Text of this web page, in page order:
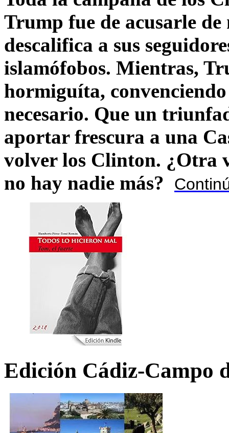
Trump fue de acusarle
descalifica a sus
islamófobos. Mientras,
hormiguíta,
necesario. Que un
aportar frescura a una
volver los Clinton. ¿Otra
no hay nadie más?
Edición Cádiz-Campo